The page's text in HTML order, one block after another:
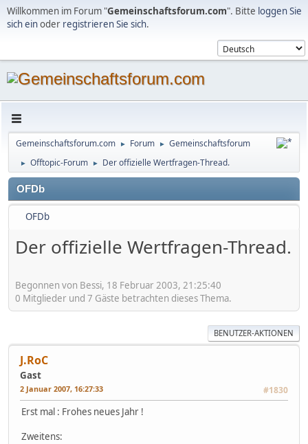
Willkommen im Forum "Gemeinschaftsforum.com". Bitte loggen Sie
sich einoder registrieren Sie sich.
Gemeinschaftsforum.com ► Forum ► Gemeinschaftsforum
► Offtopic-Forum ► Der offizielle Wertfragen-Thread.
OFDb
OFDb
Der offizielle Wertfragen-Thread.
Begonnen von Bessi, 18 Februar 2003, 21:25:40
0 Mitglieder und 7 Gäste betrachten dieses Thema.
BENUTZER-AKTIONEN
J.RoC
Gast
2 Januar 2007, 16:27:33 #1830
Erst mal : Frohes neues Jahr !
Zweitens: